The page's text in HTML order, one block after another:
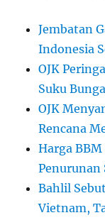
Jembatan
Indonesia
OJK
Suku
OJK
Rencana
Harga
Bahlil
Vietnam,